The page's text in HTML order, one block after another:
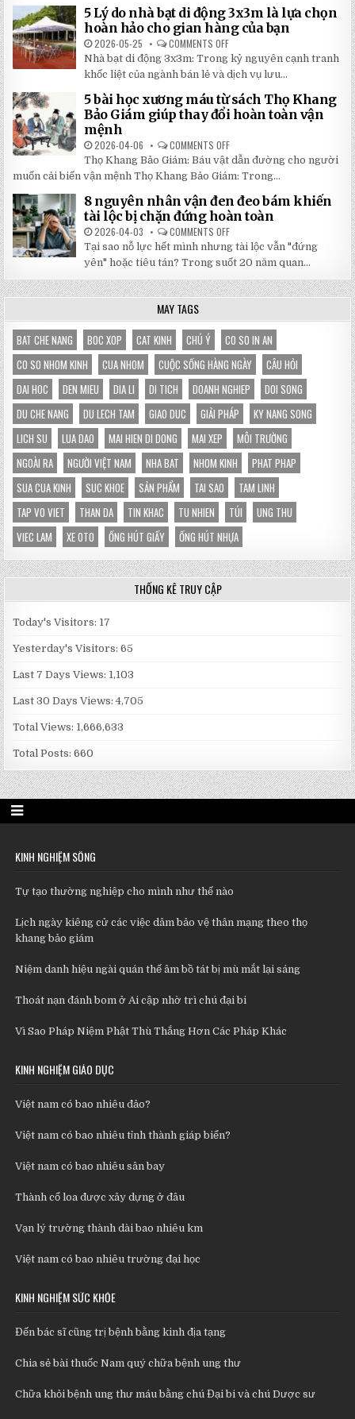
RẺ
TẠI
NHẬT
ĐÔNG
100
TRANG
MỚI
2026:
GIẢM
GIÁ
SỐ
TẬN
GỐC
TẠI
NHẬT
5 Lý do nhà bạt di động 3x3m là lựa chọn
hoàn hảo cho gian hàng của bạn
2026-05-25 COMMENTS OFF
5
LÝ
DO
NHÀ
BẠT
DI
ĐỘNG
3X3M
LỰA
HOÀN
HẢO
CHO
HÀNG
CỦA
BẠN
Nhà bạt di động 3x3m: Trong kỷ nguyên cạnh tranh
khốc liệt của ngành bán lẻ và dịch vụ lưu...
5 bài học xương máu từ sách Thọ Khang
Bảo Giám giúp thay đổi hoàn toàn vận
mệnh
2026-04-06 COMMENTS OFF
5
BÀI
HỌC
XƯƠNG
MÁU
TỪ
SÁCH
THỌ
BẢO
GIÁM
GIÚP
THAY
ĐỔI
HOÀN
TOÀN
Thọ Khang Bảo Giám: Báu vật dẫn đường cho người
muốn cải biến vận mệnh Thọ Khang Bảo Giám: Trong...
8 nguyên nhân vận đen đeo bám khiến
tài lộc bị chặn đứng hoàn toàn
2026-04-03 COMMENTS OFF
NGUYÊN
NHÂN
VẬN
ĐEN
ĐEO
BÁM
LỘC
BỊ
CHẶN
ĐỨNG
HOÀN
TOÀN
Tại sao nỗ lực hết mình nhưng tài lộc vẫn "đứng
yên" hoặc tiêu tán? Trong suốt 20 năm quan...
MAY TAGS
BAT CHE NANG BOC XOP CAT KINH CHÚ Ý
CO SO IN AN
CO SO NHOM KINH
CUA NHOM CUỘC SỐNG HÀNG NGÀY
CÂU HỎI
DAI HOC
DEN MIEU DIA LI DI TICH DOANH NGHIEP
DOI SONG
DU CHE NANG
DU LECH TAM GIAO DUC GIẢI PHÁP
KY NANG SONG
LICH SU
LUA DAO MAI HIEN DI DONG MAI XEP
MÔI TRƯỜNG
NGOÀI RA
NGƯỜI VIỆT NAM NHA BAT NHOM KINH
PHAT PHAP
SUA CUA KINH
SUC KHOE SẢN PHẨM TAI SAO
TAM LINH
TAP VO VIET
THAN DA TIN KHAC TU NHIEN TÚI
UNG THU
VIEC LAM
XE OTO ỐNG HÚT GIẤY ỐNG HÚT NHỰA
THỐNG KÊ TRUY CẬP
Today's Visitors: 17
Yesterday's Visitors:65
Last 7 Days Views: 1,103
Last 30 Days Views:4,705
Total Views: 1,666,633
Total Posts:660
KINH NGHIỆM SỐNG
Tự tạo thường nghiệp cho mình như thế nào
Lịch ngày kiêng cử các việc dâm bảo vệ thân mạng theo thọ
khang bảo giám
Niệm danh hiệu ngài quán thế âm bồ tát bị mù mắt lại sáng
Thoát nạn đánh bom ở Ai cập nhờ trì chú đại bi
Vì Sao Pháp Niệm Phật Thù Thắng Hơn Các Pháp Khác
KINH NGHIỆM GIÁO DỤC
Việt nam có bao nhiêu đảo?
Việt nam có bao nhiêu tỉnh thành giáp biển?
Việt nam có bao nhiêu sân bay
Thành cổ loa được xây dựng ở đâu
Vạn lý trường thành dài bao nhiêu km
Việt nam có bao nhiêu trường đại học
KINH NGHIỆM SỨC KHỎE
Đến bác sĩ cũng trị bệnh bằng kinh địa tạng
Chia sẻ bài thuốc Nam quý chữa bệnh ung thư
Chữa khỏi bệnh ung thư máu bằng chú Đại bi và chú Dược sư